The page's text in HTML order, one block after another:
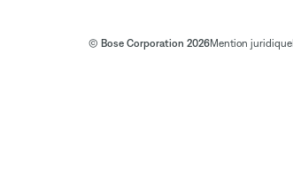
© Bose Corporation 2026Mention juridique